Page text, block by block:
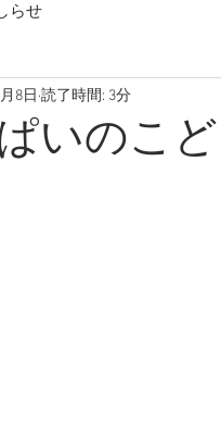
らせ
いのこ
8日 読了時間: 3分